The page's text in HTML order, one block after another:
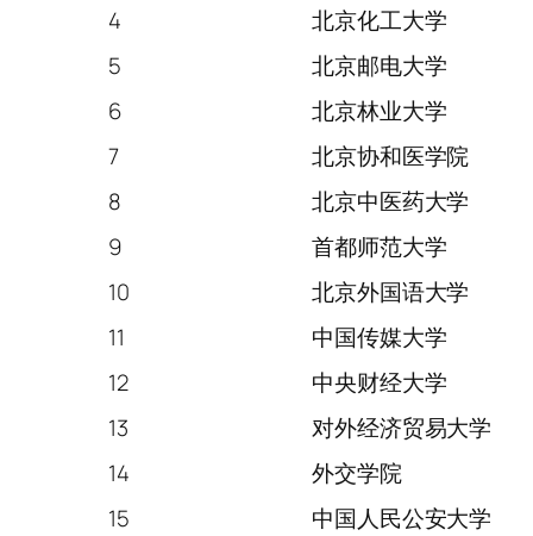
4
北京化工大学
5
北京邮电大学
6
北京林业大学
7
北京协和医学院
8
北京中医药大学
9
首都师范大学
10
北京外国语大学
11
中国传媒大学
12
中央财经大学
13
对外经济贸易大学
14
外交学院
15
中国人民公安大学